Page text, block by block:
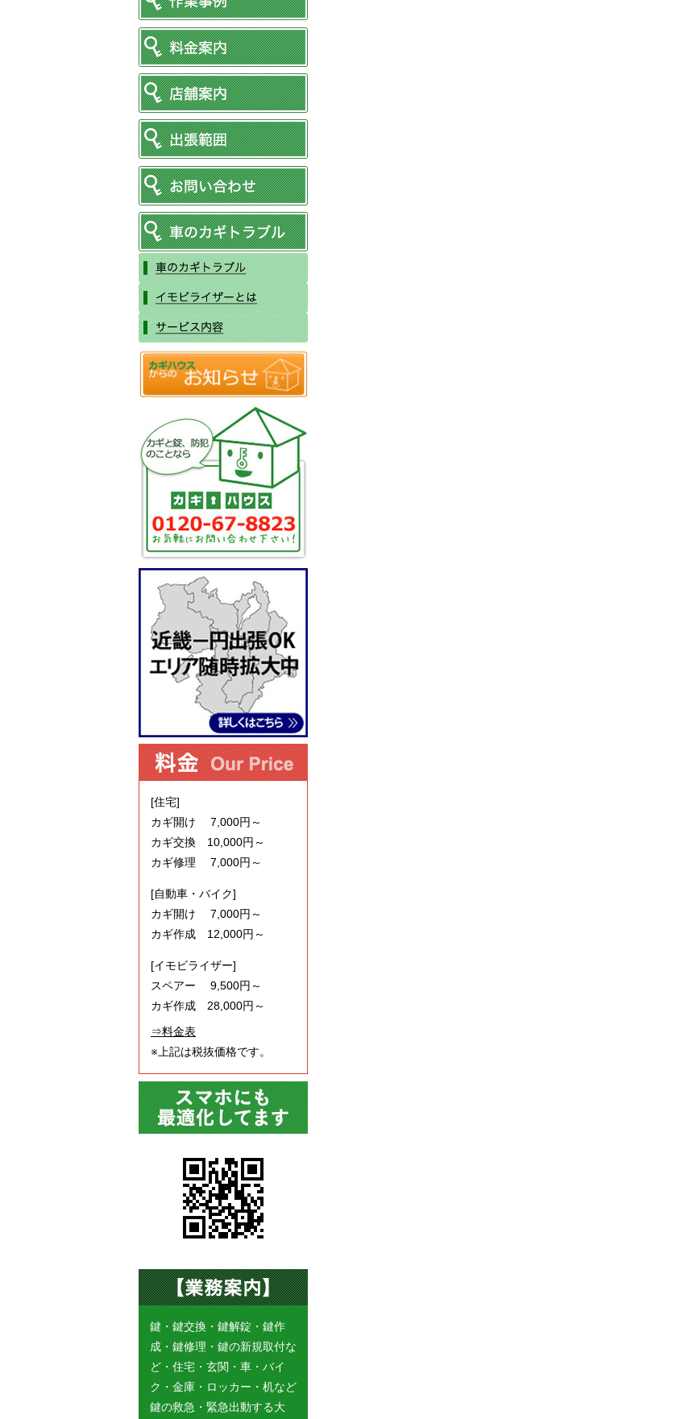
[住宅]
カギ開け 7,000円～
カギ交換 10,000円～
カギ修理 7,000円～
[自動車・バイク]
カギ開け 7,000円～
カギ作成 12,000円～
[イモビライザー]
スペアー 9,500円～
カギ作成 28,000円～
⇒料金表
※上記は税抜価格です。
鍵・鍵交換・鍵解錠・鍵作
成・鍵修理・鍵の新規取付な
ど・住宅・玄関・車・バイ
ク・金庫・ロッカー・机など
鍵の救急・緊急出動する大